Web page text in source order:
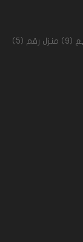
السودان – الخرطوم – العمارات شارع 29 مربع (9) منزل رقم (5)